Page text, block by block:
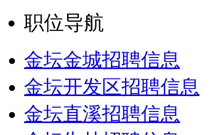
职位导航
金坛金城招聘信息
金坛开发区招聘信息
金坛直溪招聘信息